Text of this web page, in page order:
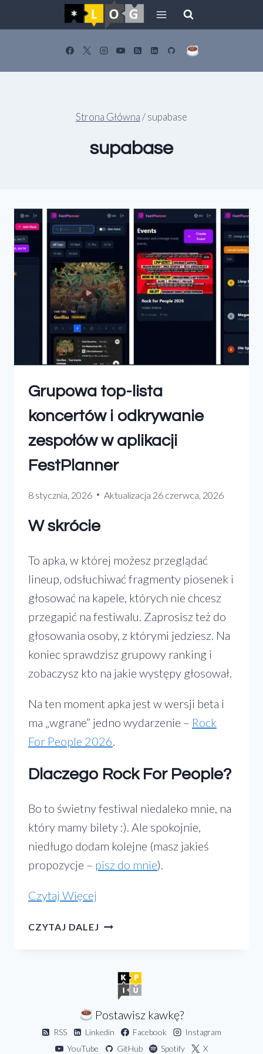
do
Strona Główna/supabase
supabase
Grupowa top-lista
koncertów i odkrywanie
zespołów w aplikacji
FestPlanner
8 stycznia, 2026 Aktualizacja 26 czerwca, 2026
W skrócie
To apka, w której możesz przeglądać
lineup, odsłuchiwać fragmenty piosenek i
głosować na kapele, których nie chcesz
przegapić na festiwalu. Zaprosisz też do
głosowania osoby, z którymi jedziesz. Na
koniec sprawdzisz grupowy ranking i
zobaczysz kto na jakie występy głosował.
Na ten moment apka jest w wersji beta i
ma „wgrane” jedno wydarzenie – Rock
For People 2026
Dlaczego Rock For People?
Bo to świetny festiwal niedaleko mnie, na
który mamy bilety :). Ale spokojnie,
niedługo dodam kolejne (masz jakieś
propozycje – pisz do mnie).
Czytaj Więcej
lista
odkrywanie
w
aplikacji
CZYTAJ DALEJ GRUPOWA
ODKRYWANIE
ZESPOŁÓW
Postawisz kawkę?
RSS Linkedin Facebook
Instagram
YouTube
GitHub Spotify X